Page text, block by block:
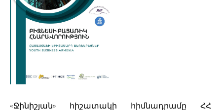
«Ջինիշյան» հիշատակի հիմնադրամը ՀՀ